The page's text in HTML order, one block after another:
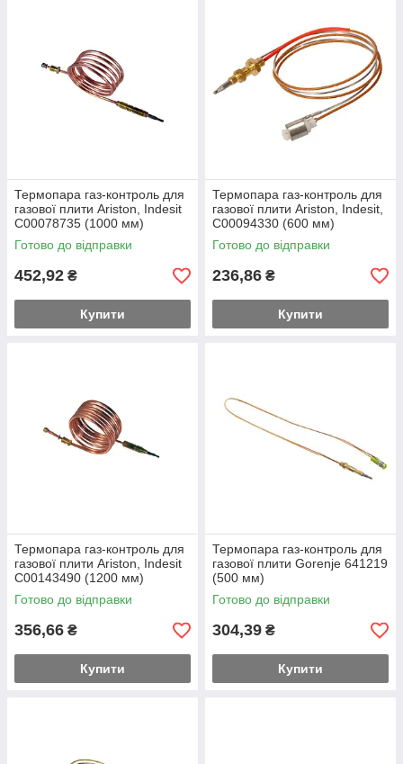
Термопара газ-контроль для
газової плити Ariston, Indesit
C00078735 (1000 мм)
Готово до відправки
452,92 ₴
Купити
Термопара газ-контроль для
газової плити Ariston, Indesit,
C00094330 (600 мм)
Готово до відправки
236,86 ₴
Купити
Термопара газ-контроль для
газової плити Ariston, Indesit
C00143490 (1200 мм)
Готово до відправки
356,66 ₴
Купити
Термопара газ-контроль для
газової плити Gorenje 641219
(500 мм)
Готово до відправки
304,39 ₴
Купити